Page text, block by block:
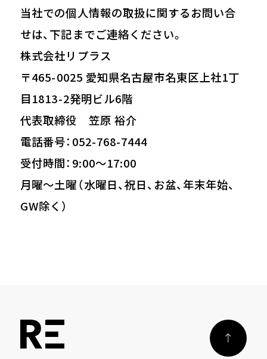
当社での個人情報の取扱に関するお問い合
せは、下記までご連絡ください。
株式会社リプラス
〒465-0025 愛知県名古屋市名東区上社1丁
目1813-2発明ビル6階
代表取締役 笠原 裕介
電話番号：052-768-7444
受付時間：9:00〜17:00
月曜～土曜（水曜日、祝日、お盆、年末年始、
GW除く）